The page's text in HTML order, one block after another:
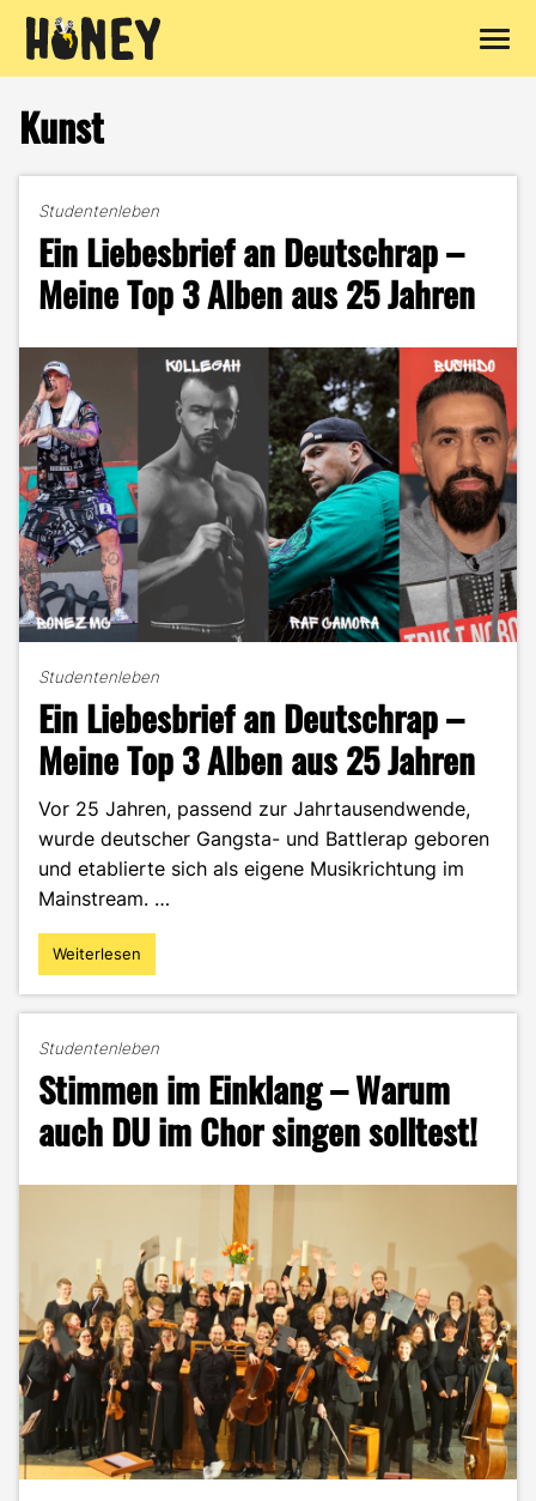
Inhalt
springen
Kunst
Studentenleben
Ein Liebesbrief an Deutschrap –
Meine Top 3 Alben aus 25 Jahren
Studentenleben
Ein Liebesbrief an Deutschrap –
Meine Top 3 Alben aus 25 Jahren
Vor 25 Jahren, passend zur Jahrtausendwende,
wurde deutscher Gangsta- und Battlerap geboren
und etablierte sich als eigene Musikrichtung im
Mainstream. …
"Ein
Liebesbrief
–
Meine
Top
3
aus
Weiterlesen
Studentenleben
Stimmen im Einklang – Warum
auch DU im Chor singen solltest!